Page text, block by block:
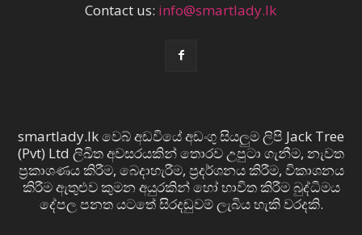
Contact us: info@smartlady.lk
smartlady.lk වෙබ් අඩවියේ අඩංගු සියලුම ලිපි Jack Tree
(Pvt) Ltd ලිඛිත අවසරයකින් තොරව උපුටා ගැනීම, නැවත
ප්‍රකාශණය කිරීම, බෙදාහැරීම, ප්‍රදර්ශනය කිරීම, විකාශනය
කිරීම ඇතුළුව කුමන අයුරකින් හෝ භාවිත කිරීම බුද්ධිමය
දේපල පනත යටතේ සිරදඬුවම් ලැබිය හැකි වරදකි.